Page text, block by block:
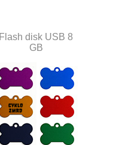
Flash disk USB 8
GB